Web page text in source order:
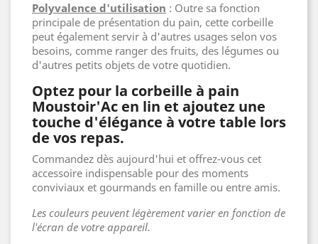
Polyvalence d'utilisation : Outre sa fonction
principale de présentation du pain, cette corbeille
peut également servir à d'autres usages selon vos
besoins, comme ranger des fruits, des légumes ou
d'autres petits objets de votre quotidien.
Optez pour la corbeille à pain
Moustoir'Ac en lin et ajoutez une
touche d'élégance à votre table lors
de vos repas.
Commandez dès aujourd'hui et offrez-vous cet
accessoire indispensable pour des moments
conviviaux et gourmands en famille ou entre amis.
Les couleurs peuvent légèrement varier en fonction de
l'écran de votre appareil.